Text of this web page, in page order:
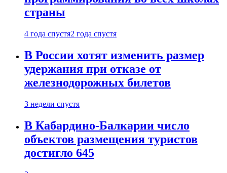
страны
4 года спустя2 года спустя
В России хотят изменить размер
удержания при отказе от
железнодорожных билетов
3 недели спустя
В Кабардино-Балкарии число
объектов размещения туристов
достигло 645